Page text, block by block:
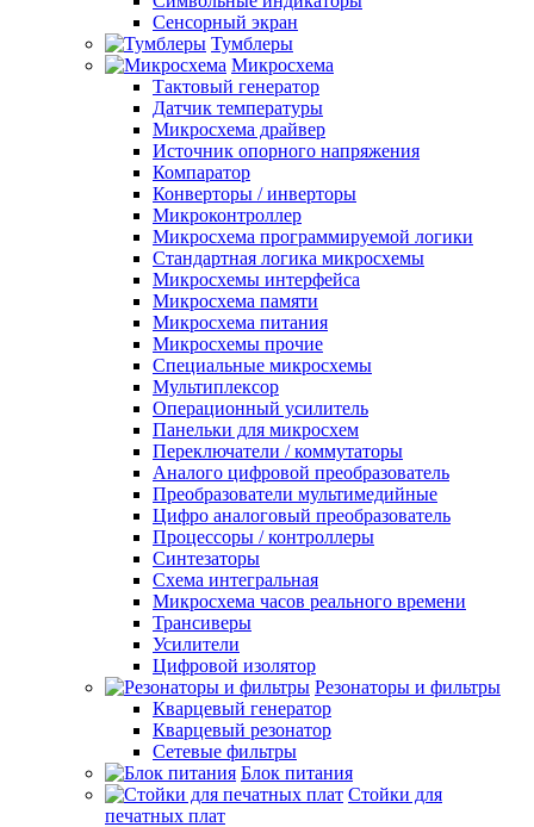
Сенсорный экран
Тумблеры
Микросхема
Тактовый генератор
Датчик температуры
Микросхема драйвер
Источник опорного напряжения
Компаратор
Конверторы / инверторы
Микроконтроллер
Микросхема программируемой логики
Стандартная логика микросхемы
Микросхемы интерфейса
Микросхема памяти
Микросхема питания
Микросхемы прочие
Специальные микросхемы
Мультиплексор
Операционный усилитель
Панельки для микросхем
Переключатели / коммутаторы
Аналого цифровой преобразователь
Преобразователи мультимедийные
Цифро аналоговый преобразователь
Процессоры / контроллеры
Синтезаторы
Схема интегральная
Микросхема часов реального времени
Трансиверы
Усилители
Цифровой изолятор
Резонаторы и фильтры
Кварцевый генератор
Кварцевый резонатор
Сетевые фильтры
Блок питания
Стойки для
печатных плат